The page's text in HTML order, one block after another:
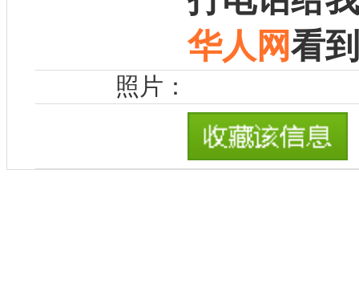
华人网看
照片：